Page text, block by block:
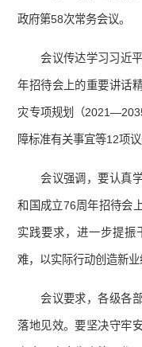
政府第58次常务会议。
会议传达学习习近
年招待会上的重要讲话
灾专项规划（
障标准有关事宜等12项议
会议强调，要认真
和国成立76周年招待会
实践要求，进一步提振
难，以实际行动创造新业
会议要求，各级各
落地见效。要坚决守牢